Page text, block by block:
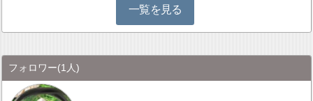
一覧を見る
フォロワー(1人)